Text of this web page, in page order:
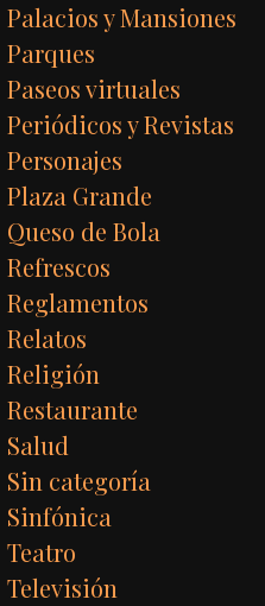
Palacios y Mansiones
Parques
Paseos virtuales
Periódicos y Revistas
Personajes
Plaza Grande
Queso de Bola
Refrescos
Reglamentos
Relatos
Religión
Restaurante
Salud
Sin categoría
Sinfónica
Teatro
Televisión